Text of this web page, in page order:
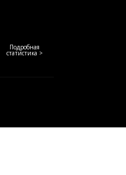
Подробная
статистика >